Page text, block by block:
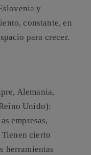
y
constante, en
para crecer.
Alemania,
Unido):
empresas,
cierto
herramientas